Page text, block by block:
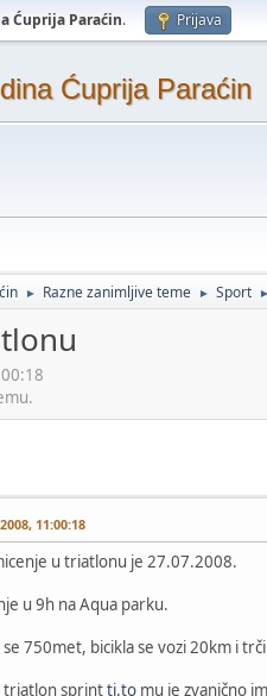
Ćuprija Paraćin. Prijava
Ćuprija Paraćin
► Razne zanimljive teme ► Sport ►
11:00:18
u triatlonu je 27.07.2008.
u 9h na Aqua parku.
se 750met, bicikla se vozi 20km i
triatlon sprinttj.to mu je zvanično